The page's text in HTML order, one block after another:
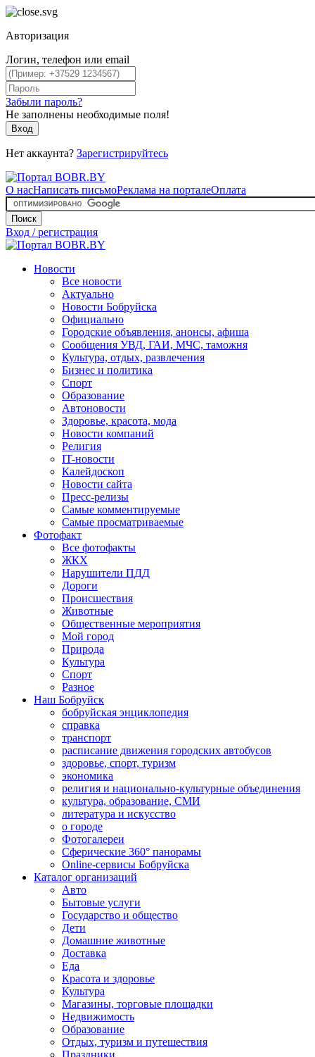
Авторизация
Логин, телефон или email
Забыли пароль?
Не заполнены необходимые поля!
Вход
Нет аккаунта? Зарегистрируйтесь
О насНаписать письмоРеклама на порталеОплата
Поиск
Вход / регистрация
Новости
Все новости
Актуально
Новости Бобруйска
Официально
Городские объявления, анонсы, афиша
Сообщения УВД, ГАИ, МЧС, таможня
Культура, отдых, развлечения
Бизнес и политика
Спорт
Образование
Автоновости
Здоровье, красота, мода
Новости компаний
Религия
IT-новости
Калейдоскоп
Новости сайта
Пресс-релизы
Самые комментируемые
Самые просматриваемые
Фотофакт
Все фотофакты
ЖКХ
Нарушители ПДД
Дороги
Происшествия
Животные
Общественные мероприятия
Мой город
Природа
Культура
Спорт
Разное
Наш Бобруйск
бобруйская энциклопедия
справка
транспорт
расписание движения городских автобусов
здоровье, спорт, туризм
экономика
религия и национально-культурные объединения
культура, образование, СМИ
литература и искусство
о городе
Фотогалереи
Сферические 360° панорамы
Online-сервисы Бобруйска
Каталог организаций
Авто
Бытовые услуги
Государство и общество
Дети
Домашние животные
Доставка
Еда
Красота и здоровье
Культура
Магазины, торговые площадки
Недвижимость
Образование
Отдых, туризм и путешествия
Праздники